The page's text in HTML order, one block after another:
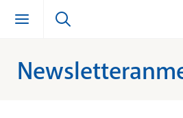
Zum Inhalt springen (Alt + 0)
zur Navigation springen (Alt
Zur Suche springen (Alt + 2)